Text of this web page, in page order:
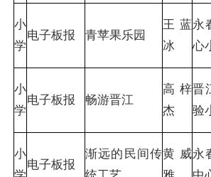
小
学
电子板报 青苹果乐园
王蓝
冰
永
心
小
学
电子板报 畅游晋江
高梓
杰
晋
验
小
电子板报
渐远的民间传黄威永